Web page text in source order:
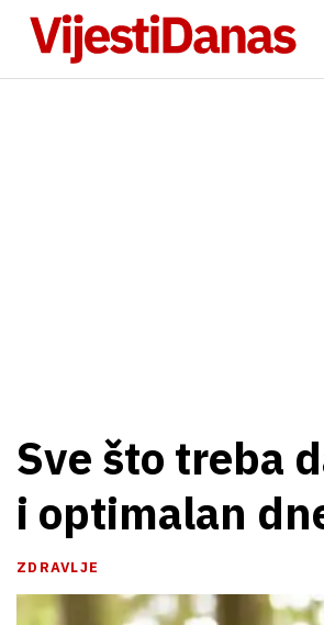
Sve što treba
i optimalan
ZDRAVLJE